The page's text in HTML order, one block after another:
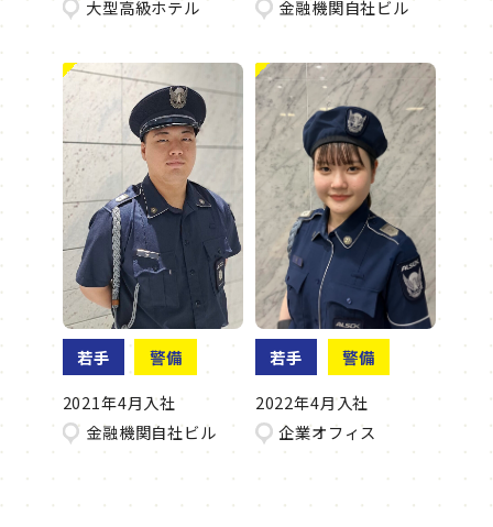
大型高級ホテル
金融機関自社ビル
若手
警備
2021年4月入社
金融機関自社ビル
若手
警備
2022年4月入社
企業オフィス